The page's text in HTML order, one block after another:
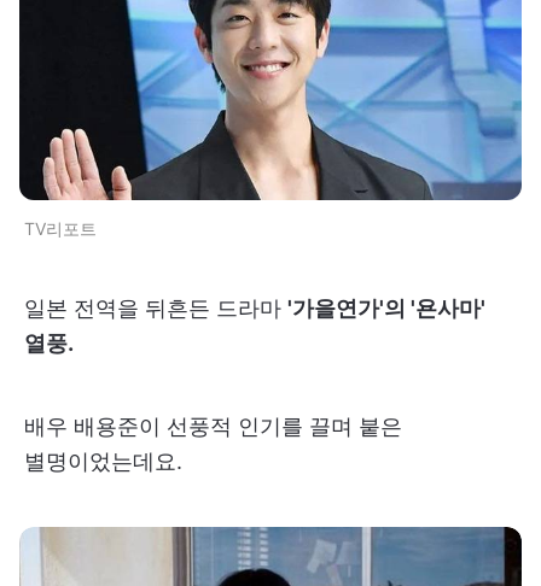
TV리포트
일본 전역을 뒤흔든 드라마 '가을연가'의 '욘사마'
열풍.
배우 배용준이 선풍적 인기를 끌며 붙은
별명이었는데요.